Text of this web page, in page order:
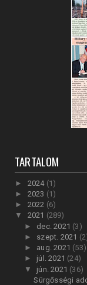
TARTALOM
► 2024 (1)
► 2023 (1)
► 2022 (6)
▼ 2021 (289)
► dec. 2021 (3)
► szept. 2021
► aug. 2021 (53)
► júl. 2021 (24)
▼ jún. 2021 (36)
Sürgősségi